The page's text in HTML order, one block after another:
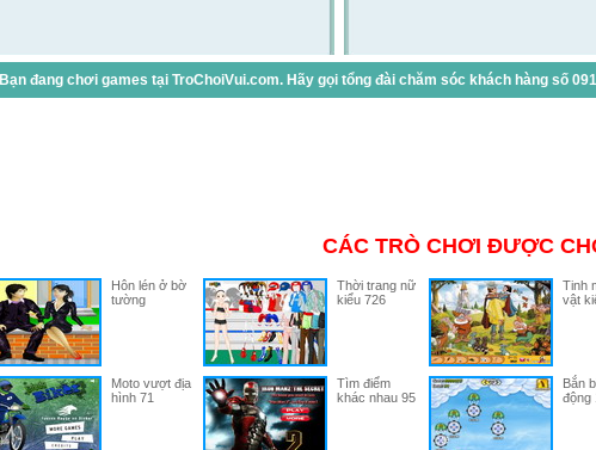
Bạn đang chơi games tại TroChoiVui.com. Hãy gọi tổng đài chăm sóc khách hàng số
CÁC TRÒ CHƠI ĐƯỢC
Hôn lén ở bờ
tường
Thời trang nữ
kiểu 726
Tinh
vật
Moto vượt địa
hình 71
Tìm điểm
khác nhau 95
Bắn
động